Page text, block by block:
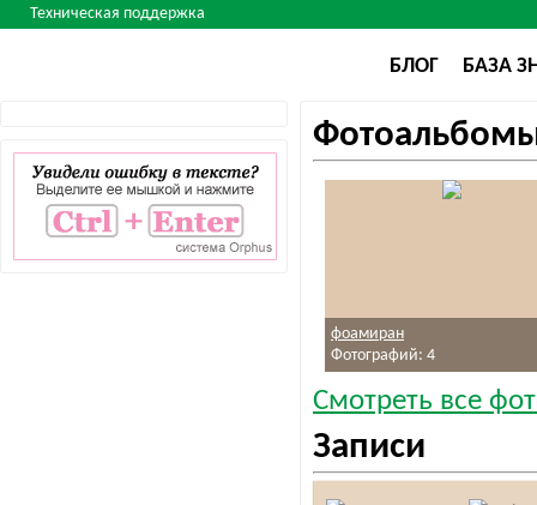
Техническая поддержка
БЛОГ БАЗА
фоамиран
Фотографий: 4
Смотреть все
Записи